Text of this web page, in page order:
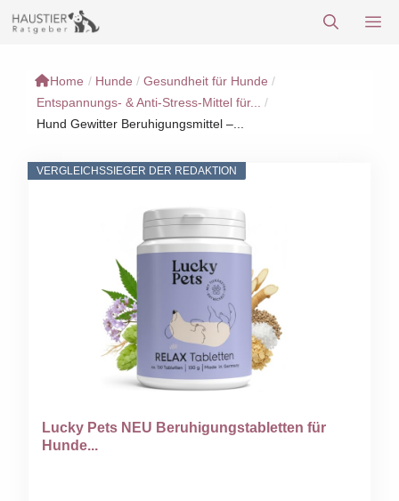
Inhalt
Home / Hunde / Gesundheit für Hunde /
Entspannungs- & Anti-Stress-Mittel für...
/
Hund Gewitter Beruhigungsmittel –...
VERGLEICHSSIEGER DER REDAKTION
Lucky Pets NEU Beruhigungstabletten für
Hunde...